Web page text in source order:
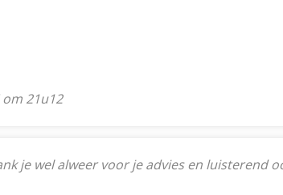
21u12
je wel alweer voor je advies en luisterend